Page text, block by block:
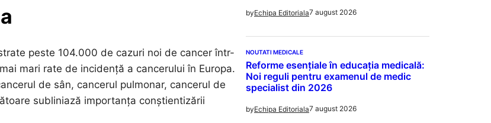
peste 104.000 de cazuri noi de cancer într-
mari rate de incidență a cancerului în Europa.
de sân, cancerul pulmonar, cancerul de
subliniază importanța conștientizării
byEchipa Editoriala7 august 2026
NOUTATI MEDICALE
Reforme esențiale în educația medicală:
Noi reguli pentru examenul de medic
specialist din 2026
byEchipa Editoriala7 august 2026